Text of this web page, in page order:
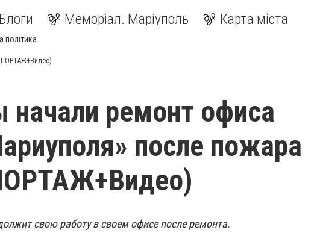
Блоги Меморіал. Маріуполь Карта міста
політика
начали ремонт офиса
после пожара
свою работу в своем офисе после ремонта.